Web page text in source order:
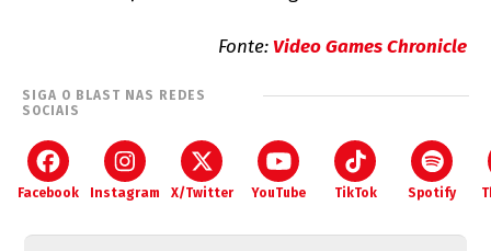
Fonte:Video Games Chronicle
SIGA O BLAST NAS REDES
SOCIAIS
Facebook Instagram X/Twitter YouTube TikTok Spotify